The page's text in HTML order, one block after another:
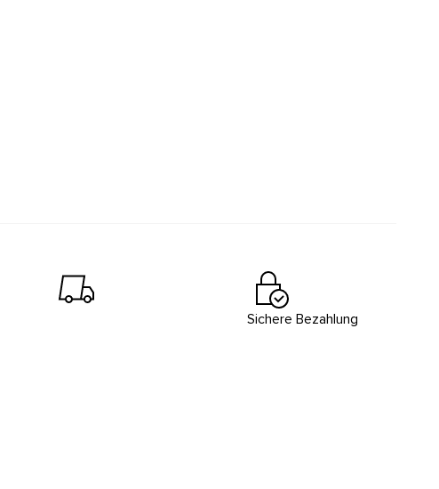
Sichere Bezahlung